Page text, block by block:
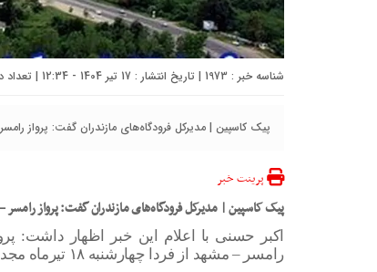
شناسه خبر : 1973 | تاریخ انتشار : 17 تیر 1404 - 12:34 | تعداد دیدگاه :
پیک کاسپین | مدیرکل فرودگاه‌های مازندران گفت: پرواز
پرینت خبر
پیک کاسپین | مدیرکل فرودگاه‌های مازندران گفت: پرواز رامسر
اکبر حسنی با اعلام این خبر اظهار داشت:
رامسر – مشهد از فردا چهارشنبه ۱۸ تیرماه مجدد برقرار خواهد شد.